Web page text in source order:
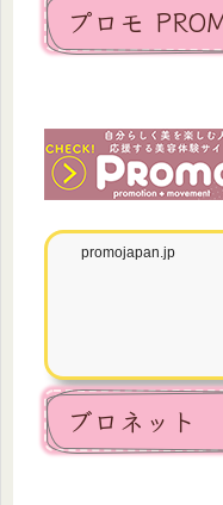
プロモ
promojapan.jp
ブロネット